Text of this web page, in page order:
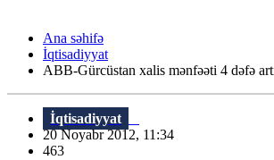
Ana səhifə
İqtisadiyyat
ABB-Gürcüstan xalis mənfəəti 4 dəfə
İqtisadiyyat
20 Noyabr 2012, 11:34
463